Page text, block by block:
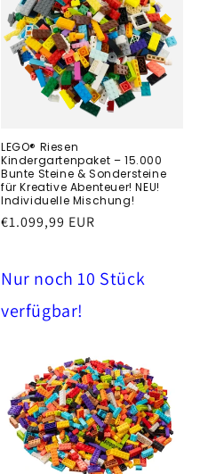
LEGO® Riesen
Kindergartenpaket – 15.000
Bunte Steine & Sondersteine
für Kreative Abenteuer! NEU!
Individuelle Mischung!
Běžná
€1.099,99 EUR
Nur noch 10 Stück
verfügbar!